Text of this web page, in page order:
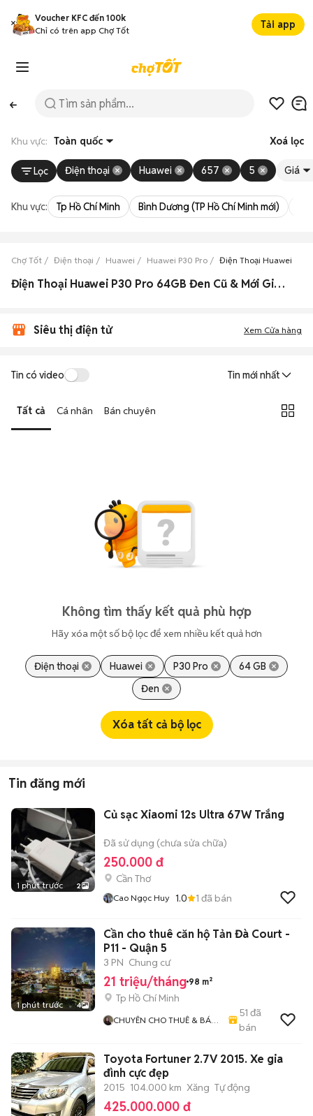
Voucher KFC đến 100k
Chỉ có trên app Chợ Tốt
Tải app
Khu vực: Toàn quốc Xoá lọc
Lọc Điện thoại Huawei 657 5 Giá
Khu vực: Tp Hồ Chí Minh Bình Dương (TP Hồ Chí Minh mới)
Chợ Tốt Điện thoại Huawei Huawei P30 Pro Điện Thoại Huawei P30
Điện Thoại Huawei P30 Pro 64GB Đen Cũ & Mới Giá Siêu Rẻ
Siêu thị điện tử Xem Cửa hàng
Tin có video Tin mới nhất
Tất cả Cá nhân Bán chuyên
Không tìm thấy kết quả phù hợp
Hãy xóa một số bộ lọc để xem nhiều kết quả hơn
Điện thoại Huawei P30 Pro
64 GB
Đen
Xóa tất cả bộ lọc
Tin đăng mới
1 phút trước 2
Củ sạc Xiaomi 12s Ultra 67W Trắng
Đã sử dụng (chưa sửa chữa)
250.000 đ
Cần Thơ
Cao Ngọc Huy 1.0 1 đã bán
1 phút trước 4
Cần cho thuê căn hộ Tản Đà Court -
P11 - Quận 5
3 PN Chung cư
21 triệu/tháng 98 m²
Tp Hồ Chí Minh
CHUYÊN CHO THUÊ & BÁN
51 đã
bán
Toyota Fortuner 2.7V 2015. Xe gia
đình cực đẹp
2015 104.000 km Xăng Tự động
425.000.000 đ